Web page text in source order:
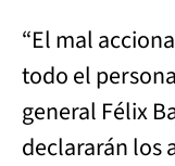
“El mal
todo el
general Félix
declararán los